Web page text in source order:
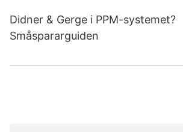
Didner & Gerge i PPM-systemet?
Småspararguiden